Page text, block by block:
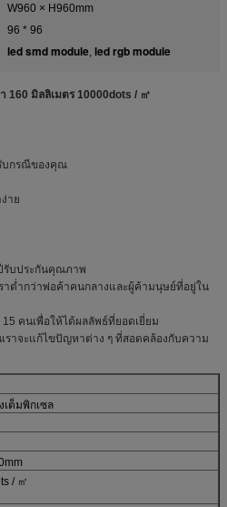
W960 × H960mm
96 * 96
led smd module, led rgb module
160 มิลลิเมตร 10000dots / ㎡
บกรณีของคุณ
าย
ปีรับประกันคุณภาพ
ราต่ำกว่าพ่อค้าคนกลางและผู้ค้ามนุษย์ที่อยู่ใน
คนเพื่อให้ได้ผลลัพธ์ที่ยอดเยี่ยม
ราจะแก้ไขปัญหาต่าง ๆ ที่สอดคล้องกับความ
เต็มพิกเซล
/ ㎡